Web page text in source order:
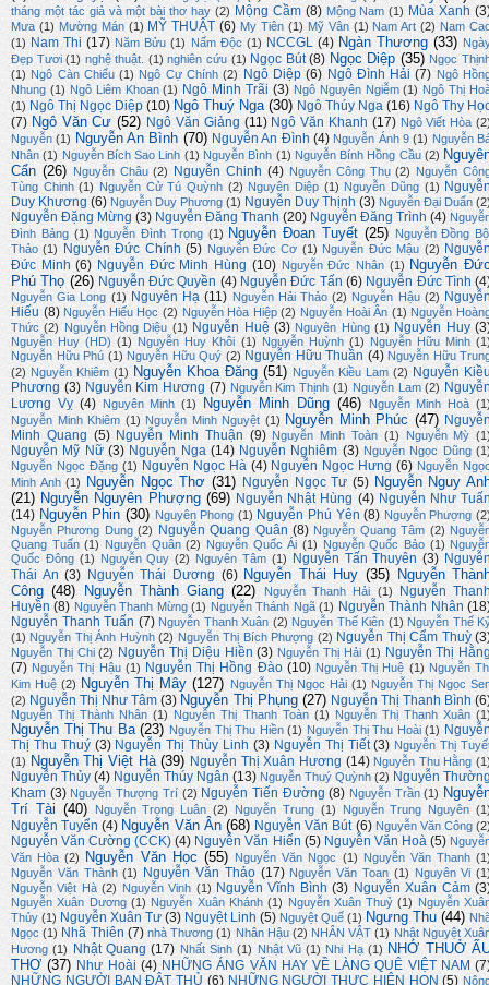
tháng một tác giả và một bài thơ hay (2) Mộng Cầm (8) Mộng Nam (1) Mùa Xanh
Mưa (1) Mường Mán (1) MỸ THUẬT (6) My Tiên (1) Mỹ Vân (1) Nam Art (2) Nam
(1) Nam Thi (17) Năm Bửu (1) Nấm Độc (1) NCCGL (4) Ngàn Thương (33)
Đẹp Tươi (1) nghệ thuật. (1) nghiên cứu (1) Ngọc Bút (8) Ngọc Diệp (35) Ngọc
(1) Ngô Càn Chiểu (1) Ngô Cự Chính (2) Ngô Diệp (6) Ngô Đình Hải (7) Ngô
Nhung (1) Ngô Liêm Khoan (1) Ngô Minh Trãi (3) Ngô Nguyên Ngiễm (1) Ngô Thị
(1) Ngô Thị Ngọc Diệp (10) Ngô Thuý Nga (30) Ngô Thúy Nga (16) Ngô Thy
(7) Ngô Văn Cư (52) Ngô Văn Giảng (11) Ngô Văn Khanh (17) Ngô Viết Hòa
Nguyễn (1) Nguyễn An Bình (70) Nguyễn An Đình (4) Nguyễn Ánh 9 (1) Nguyễn
Nhân (1) Nguyễn Bích Sao Linh (1) Nguyễn Bình (1) Nguyễn Bính Hồng Cầu (2)
Cẩn (26) Nguyễn Châu (2) Nguyễn Chinh (4) Nguyễn Công Thụ (2) Nguyễn
Tùng Chinh (1) Nguyễn Cử Tú Quỳnh (2) Nguyên Diệp (1) Nguyễn Dũng (1)
Duy Khương (6) Nguyễn Duy Phương (1) Nguyễn Duy Thịnh (3) Nguyễn Đại Duẩn
Nguyễn Đặng Mừng (3) Nguyễn Đăng Thanh (20) Nguyễn Đăng Trình (4)
Đình Bảng (1) Nguyễn Đình Trọng (1) Nguyễn Đoan Tuyết (25)
Nguyễn Đồng
Thảo (1) Nguyễn Đức Chính (5) Nguyễn Đức Cơ (1) Nguyễn Đức Mậu (2)
Đức Minh (6) Nguyễn Đức Minh Hùng (10) Nguyễn Đức Nhân (1) Nguyễn
Phú Thọ (26) Nguyễn Đức Quyền (4) Nguyễn Đức Tấn (6) Nguyễn Đức Tình
Nguyễn Gia Long (1) Nguyên Hạ (11) Nguyễn Hải Thảo (2) Nguyễn Hậu (2)
Hiếu (8) Nguyễn Hiếu Học (2) Nguyễn Hòa Hiệp (2) Nguyễn Hoài Ân (1) Nguyễn
Thức (2) Nguyễn Hồng Diệu (1) Nguyễn Huệ (3) Nguyên Hùng (1) Nguyễn Huy
Nguyễn Huy (HD) (1) Nguyễn Huy Khôi (1) Nguyễn Huỳnh (1) Nguyễn Hữu Minh
Nguyễn Hữu Phú (1) Nguyễn Hữu Quý (2) Nguyễn Hữu Thuần (4) Nguyễn Hữu
(2) Nguyễn Khiêm (1) Nguyễn Khoa Đăng (51) Nguyễn Kiều Lam (2) Nguyễn
Phương (3) Nguyễn Kim Hương (7) Nguyễn Kim Thịnh (1) Nguyễn Lam (2)
Lương Vỵ (4) Nguyên Minh (1) Nguyễn Minh Dũng (46) Nguyễn Minh Hoà
Nguyễn Minh Khiêm (1) Nguyễn Minh Nguyệt (1) Nguyễn Minh Phúc (47)
Minh Quang (5) Nguyễn Minh Thuận (9) Nguyễn Minh Toàn (1) Nguyễn Mỳ
Nguyễn Mỹ Nữ (3) Nguyễn Nga (14) Nguyễn Nghiêm (3) Nguyễn Ngọc Dũng
Nguyễn Ngọc Đặng (1) Nguyễn Ngọc Hà (4) Nguyễn Ngọc Hưng (6) Nguyễn
Minh Anh (1) Nguyễn Ngọc Thơ (31) Nguyễn Ngọc Tư (5) Nguyễn Nguy
(21) Nguyễn Nguyên Phượng (69) Nguyễn Nhật Hùng (4) Nguyễn Như
(14) Nguyễn Phin (30) Nguyên Phong (1) Nguyễn Phú Yên (8) Nguyễn Phượng
Nguyễn Phương Dung (2) Nguyễn Quang Quân (8) Nguyễn Quang Tâm (2)
Quang Tuấn (1) Nguyễn Quân (2) Nguyễn Quốc Ái (1) Nguyễn Quốc Bảo (1)
Quốc Đông (1) Nguyễn Quy (2) Nguyên Tâm (1) Nguyễn Tấn Thuyên (3)
Thái An (3) Nguyễn Thái Dương (6) Nguyễn Thái Huy (35)
Nguyễn
Công (48) Nguyễn Thành Giang (22) Nguyễn Thanh Hải (1)
Nguyễn
Huyền (8) Nguyễn Thanh Mừng (1) Nguyễn Thánh Ngã (1) Nguyễn Thành Nhân
Nguyễn Thanh Tuấn (7) Nguyễn Thanh Xuân (2) Nguyễn Thế Kiên (1) Nguyễn Thế
(1) Nguyễn Thị Ánh Huỳnh (2) Nguyễn Thị Bích Phượng (2) Nguyễn Thị Cẩm Thuỳ
Nguyễn Thị Chi (2) Nguyễn Thị Diệu Hiền (3) Nguyễn Thị Hải (1) Nguyễn Thị
(7) Nguyễn Thị Hậu (1) Nguyễn Thị Hồng Đào (10) Nguyễn Thị Huệ (1) Nguyễn
Kim Huệ (2) Nguyễn Thị Mây (127) Nguyễn Thị Ngọc Hải (1) Nguyễn Thị Ngọc
(2) Nguyễn Thị Như Tâm (3) Nguyễn Thị Phụng (27) Nguyễn Thị Thanh Bình
Nguyễn Thị Thành Nhân (1) Nguyễn Thị Thanh Toàn (1) Nguyễn Thị Thanh Xuân
Nguyễn Thị Thu Ba (23) Nguyễn Thị Thu Hiền (1) Nguyễn Thị Thu Hoài (1)
Thị Thu Thuý (3) Nguyễn Thị Thùy Linh (3) Nguyễn Thị Tiết (3) Nguyễn Thị
(1) Nguyễn Thị Việt Hà (39) Nguyễn Thị Xuân Hương (14) Nguyễn Thu Hằng
Nguyễn Thủy (4) Nguyễn Thúy Ngân (13) Nguyễn Thuý Quỳnh (2) Nguyễn
Kham (3) Nguyễn Thượng Trí (2) Nguyễn Tiến Đường (8) Nguyễn Trần (1)
Trí Tài (40) Nguyễn Trọng Luân (2) Nguyễn Trung (1) Nguyễn Trung Nguyên
Nguyễn Tuyển (4) Nguyễn Văn Ân (68) Nguyễn Văn Bút (6) Nguyễn Văn Công
Nguyễn Văn Cường (CCK) (4) Nguyễn Văn Hiến (5) Nguyễn Văn Hoà (5)
Văn Hòa (2) Nguyễn Văn Học (55) Nguyễn Văn Ngọc (1) Nguyễn Văn Thanh
Nguyễn Văn Thành (1) Nguyễn Văn Thảo (17) Nguyễn Văn Toan (1) Nguyên Vi
Nguyễn Việt Hà (2) Nguyễn Vinh (1) Nguyễn Vĩnh Bình (3) Nguyễn Xuân Cảm
Nguyễn Xuân Dương (1) Nguyễn Xuân Khánh (1) Nguyễn Xuân Thuỷ (1) Nguyễn
Thủy (1) Nguyễn Xuân Tư (3) Nguyệt Linh (5) Nguyệt Quế (1) Ngưng Thu (44)
Ngọc (1) Nhã Thiên (7) nhà Thương (1) Nhân Hậu (2) NHÂN VẬT (1) Nhật Nguyệt
Hương (1) Nhật Quang (17) Nhất Sinh (1) Nhật Vũ (1) Nhi Hạ (1) NHỚ THUỞ
THƠ (37) Như Hoài (4) NHỮNG ÁNG VĂN HAY VỀ LÀNG QUÊ VIỆT NAM
NHỮNG NGƯỜI BẠN ĐÂT THỦ (6) NHỮNG NGƯỜI THỰC HIỆN HQN (5)